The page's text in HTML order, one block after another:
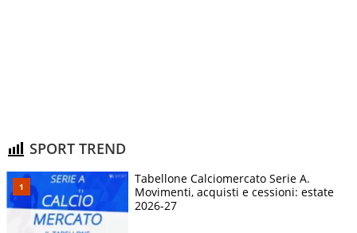
SPORT TREND
Tabellone Calciomercato Serie A.
Movimenti, acquisti e cessioni: estate
2026-27